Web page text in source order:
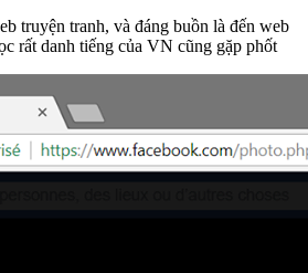
truyện tranh, và đáng buồn là đến web
rất danh tiếng của VN cũng gặp phốt